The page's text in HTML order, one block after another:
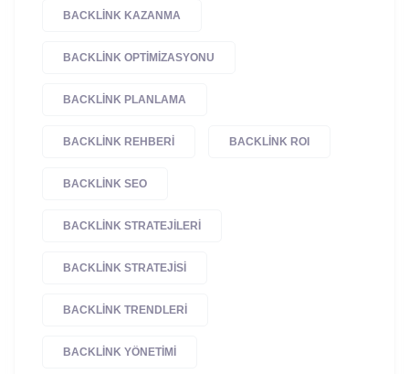
BACKLINK KAZANMA
BACKLINK OPTIMIZASYONU
BACKLINK PLANLAMA
BACKLINK REHBERI BACKLINK ROI
BACKLINK SEO
BACKLINK STRATEJILERI
BACKLINK STRATEJISI
BACKLINK TRENDLERI
BACKLINK YÖNETIMI